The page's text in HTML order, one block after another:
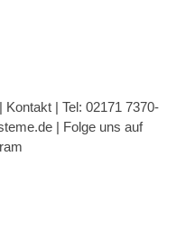
| Kontakt | Tel: 02171 7370-
| Folge uns auf